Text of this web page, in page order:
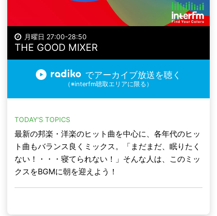
月曜日 27:00-28:50
THE GOOD MIXER
でアーカイブ放送を聴く
（※interfm聴取エリアに限る）
TODAY'S TOPICS
最新の邦楽・洋楽のヒット曲を中心に、各年代のヒッ
ト曲もバランス良くミックス。「まだまだ、眠りたく
ない！・・・寝てられない！」そんな人は、このミッ
クスをBGMに朝を迎えよう！